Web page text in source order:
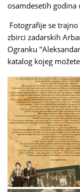
osamdesetih godina
Fotografije se
zbirci zadarskih
Ogranku
katalog kojeg